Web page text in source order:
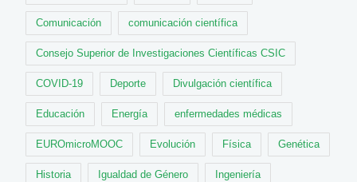
Comunicación comunicación científica
Consejo Superior de Investigaciones Científicas CSIC
COVID-19 Deporte Divulgación científica
Educación Energía enfermedades médicas
EUROmicroMOOC Evolución Física Genética
Historia Igualdad de Género Ingeniería